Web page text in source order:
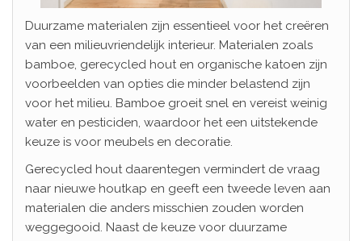
Duurzame materialen zijn essentieel voor het creëren
van een milieuvriendelijk interieur. Materialen zoals
bamboe, gerecycled hout en organische katoen zijn
voorbeelden van opties die minder belastend zijn
voor het milieu. Bamboe groeit snel en vereist weinig
water en pesticiden, waardoor het een uitstekende
keuze is voor meubels en decoratie.
Gerecycled hout daarentegen vermindert de vraag
naar nieuwe houtkap en geeft een tweede leven aan
materialen die anders misschien zouden worden
weggegooid. Naast de keuze voor duurzame